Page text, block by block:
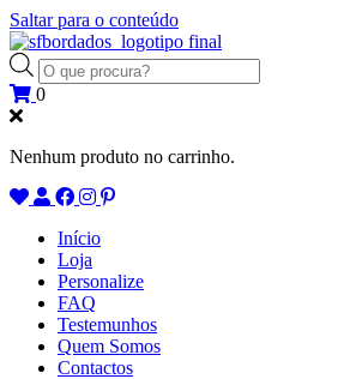
Saltar para o conteúdo
Products
search
0
Nenhum produto no carrinho.
Início
Loja
Personalize
FAQ
Testemunhos
Quem Somos
Contactos